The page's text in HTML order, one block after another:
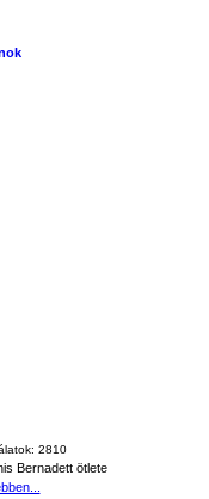
2810
Bernadett ötlete